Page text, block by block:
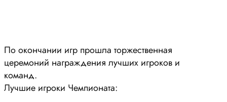
По окончании игр прошла торжественная
церемоний награждения лучших игроков и
команд.
Лучшие игроки Чемпионата: